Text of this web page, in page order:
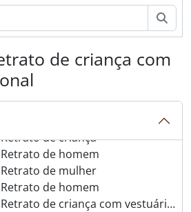
de criança com
de mulher com vestuário regional
de mulher com vestuário regional
de criança
de mulher
Retrato de homem
de criança
de criança
de criança
de criança
de homem
de mulher
de homem
de criança com vestuário de fantasia